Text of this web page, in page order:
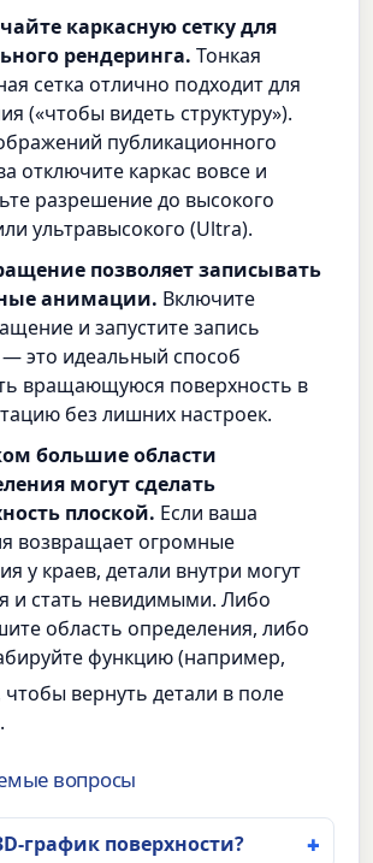
каркасную сетку для
рендеринга. Тонкая
сетка отлично подходит для
(«чтобы видеть структуру»).
публикационного
отключите каркас вовсе и
разрешение до высокого
ультравысокого (Ultra).
позволяет записывать
анимации. Включите
и запустите запись
— это идеальный способ
вращающуюся поверхность в
без лишних настроек.
большие области
могут сделать
плоской. Если ваша
возвращает огромные
у краев, детали внутри могут
и стать невидимыми. Либо
область определения, либо
функцию (например,
чтобы вернуть детали в поле
вопросы
график поверхности?